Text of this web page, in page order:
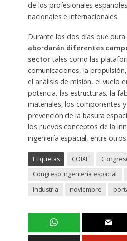
de los profesionales
nacionales e internacionales.
Durante los dos días que
abordarán diferentes
sectortales como las
comunicaciones, la
el análisis de misión, el vuelo
potencia, las estructuras, la
materiales, los componentes
prevención de la basura
los nuevos conceptos de la
ingeniería espacial, entre otros.
Etiquetas COIAE
Congreso Ingeniería espacial
Industria
noviembre